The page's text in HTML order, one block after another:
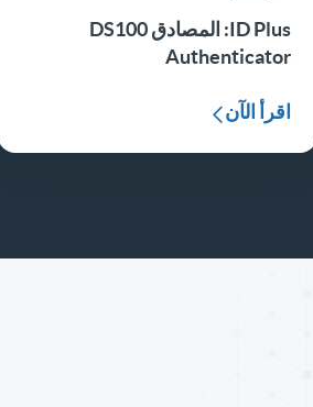
ID Plus: المصادق DS100
Authenticator
اقرأ الآن